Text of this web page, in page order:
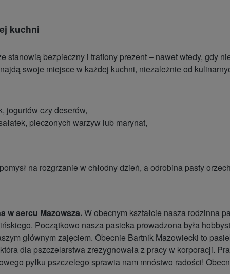
kuchni
stanowią bezpieczny i trafiony prezent – nawet wtedy, gdy
swoje miejsce w każdej kuchni, niezależnie od
jogurtów czy deserów,
pieczonych warzyw lub marynat,
na rozgrzanie w chłodny dzień, a odrobina pasty
w sercu Mazowsza.W obecnym kształcie nasza rodzinna
Początkowo nasza pasieka prowadzona była
głównym zajęciem. Obecnie Bartnik Mazowiecki to
dla pszczelarstwa zrezygnowała z pracy w korporacji.
pyłku pszczelego sprawia nam mnóstwo radości!